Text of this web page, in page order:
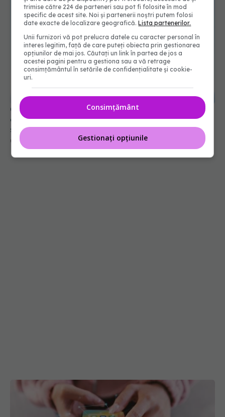
O soluție surprinzătoare pentru anxietate. Cum
expunerea la frig schimbă răspunsul corpului la
stres
04 dec 2024, 14:12
trimise către 224 de parteneri sau pot fi folosite în mod
specific de acest site. Noi și partenerii noștri putem folosi
date exacte de localizare geografică.Lista partenerilor.
Unii furnizori vă pot prelucra datele cu caracter personal în
interes legitim, față de care puteți obiecta prin gestionarea
opțiunilor de mai jos. Căutați un link în partea de jos a
acestei pagini pentru a gestiona sau a vă retrage
consimțământul în setările de confidențialitate și cookie-
uri.
Consimțământ
Gestionați opțiunile